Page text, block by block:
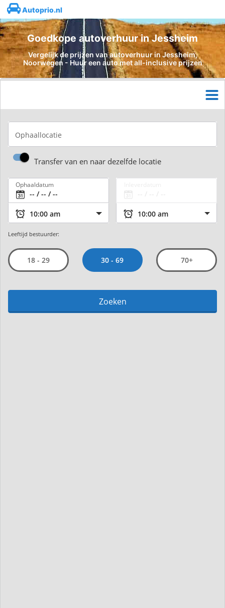
Autoprio.nl
Goedkope autoverhuur in Jessheim
Vergelijk de prijzen van autoverhuur in Jessheim,
Noorwegen - Huur een auto met all-inclusive prijzen
Ophaallocatie
Transfer van en naar dezelfde locatie
Ophaaldatum
Leeftijd bestuurder:
18 - 29 30 - 69 70+
Zoeken